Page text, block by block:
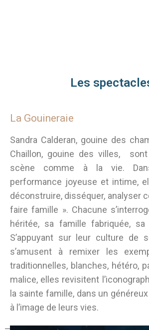
Les
La Gouineraie
Sandra Calderan, gouine des
Chaillon, gouine des villes,
scène comme à la vie.
performance joyeuse et intime,
déconstruire, disséquer, analyser
faire famille ». Chacune
héritée, sa famille fabriquée,
S’appuyant sur leur culture de
s’amusent à remixer les
traditionnelles, blanches, hétéro,
malice, elles revisitent
la sainte famille, dans un
à l’image de leurs vies.